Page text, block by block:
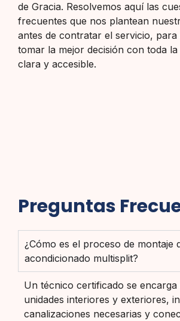
de Gracia. Resolvemos aquí las
frecuentes que nos plantean
antes de contratar el servicio, para
tomar la mejor decisión con toda
clara y accesible.
Preguntas
¿Cómo es el proceso de montaje
acondicionado multisplit?
Un técnico certificado se encarga
unidades interiores y exteriores,
canalizaciones necesarias y